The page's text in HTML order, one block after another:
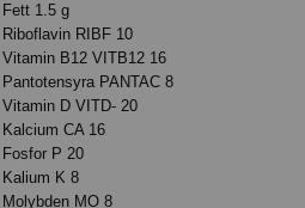
Fett 1.5 g
Riboflavin RIBF 10
Vitamin B12 VITB12 16
Pantotensyra PANTAC 8
Vitamin D VITD- 20
Kalcium CA 16
Fosfor P 20
Kalium K 8
Molybden MO 8